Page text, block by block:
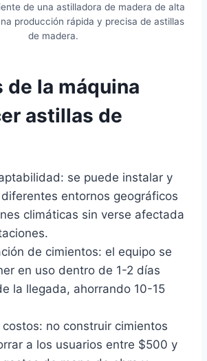
de una astilladora de madera de alta
producción rápida y precisa de astillas
de madera.
de la máquina
astillas de
se puede instalar y
entornos geográficos
climáticas sin verse afectada
de cimientos: el equipo se
en uso dentro de 1-2 días
la llegada, ahorrando 10-15
no construir cimientos
a los usuarios entre $500 y